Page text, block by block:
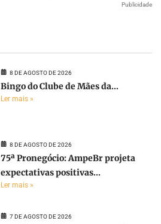
Publicidade
8 DE AGOSTO DE 2026
Bingo do Clube de Mães da...
Ler mais »
8 DE AGOSTO DE 2026
75ª Pronegócio: AmpeBr projeta
expectativas positivas...
Ler mais »
7 DE AGOSTO DE 2026